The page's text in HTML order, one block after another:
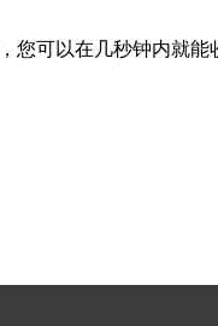
您可以在几秒钟内就